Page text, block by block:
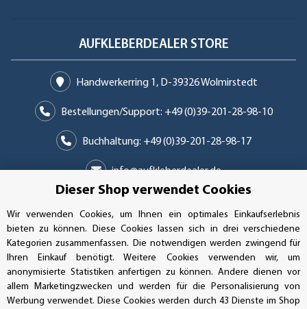
AUFKLEBERDEALER STORE
Handwerkerring 1, D-39326 Wolmirstedt
Bestellungen/Support: +49 (0)39-201-28-98-10
Buchhaltung: +49 (0)39-201-28-98-17
info@aufkleberdealer.de
UNSERE ZAHLUNGSARTEN*
Dieser Shop verwendet Cookies
Wir verwenden Cookies, um Ihnen ein optimales Einkaufserlebnis
bieten zu können. Diese Cookies lassen sich in drei verschiedene
Kategorien zusammenfassen. Die notwendigen werden zwingend für
Ihren Einkauf benötigt. Weitere Cookies verwenden wir, um
anonymisierte Statistiken anfertigen zu können. Andere dienen vor
allem Marketingzwecken und werden für die Personalisierung von
Werbung verwendet. Diese Cookies werden durch 43 Dienste im Shop